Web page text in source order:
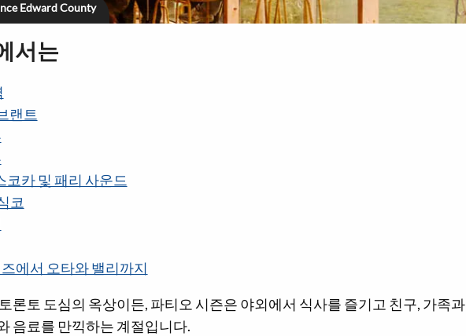
Edward County
서는
랜트
코카 및 패리 사운드
코
에서 오타와 밸리까지
론토 도심의 옥상이든, 파티오 시즌은 야외에서 식사를 즐기고 친구, 가족과
음료를 만끽하는 계절입니다.